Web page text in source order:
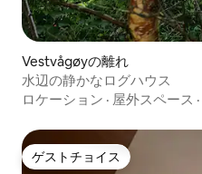
Vestvågøyの離れ
水辺の静かなログハウス
ロケーション · 屋外スペース ·
ゲストチョイス
ゲストチョイス